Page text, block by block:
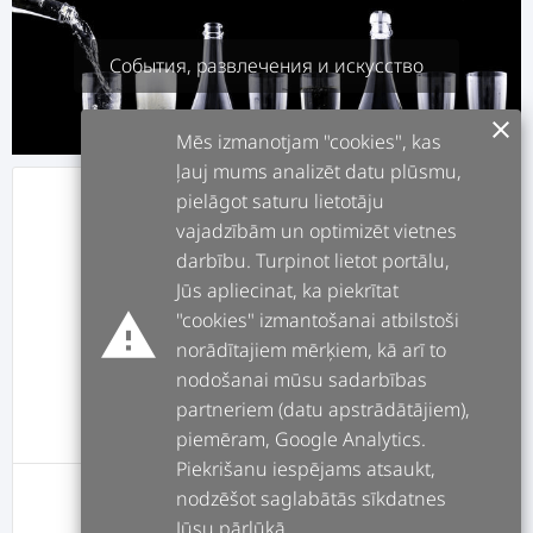
События, развлечения и искусство
infoО СЕБЕ
assignment РАБОТЫ
forumПОСТЫ
ОТЗЫВЫ
У этого пользователя пока нет постов
warning
Mēs izmanotjam "cookies", kas
ļauj mums analizēt datu plūsmu,
pielāgot saturu lietotāju
vajadzībām un optimizēt vietnes
darbību. Turpinot lietot portālu,
Jūs apliecinat, ka piekrītat
"cookies" izmantošanai atbilstoši
norādītajiem mērķiem, kā arī to
nodošanai mūsu sadarbības
partneriem (datu apstrādātājiem),
piemēram, Google Analytics.
Piekrišanu iespējams atsaukt,
nodzēšot saglabātās sīkdatnes
clear